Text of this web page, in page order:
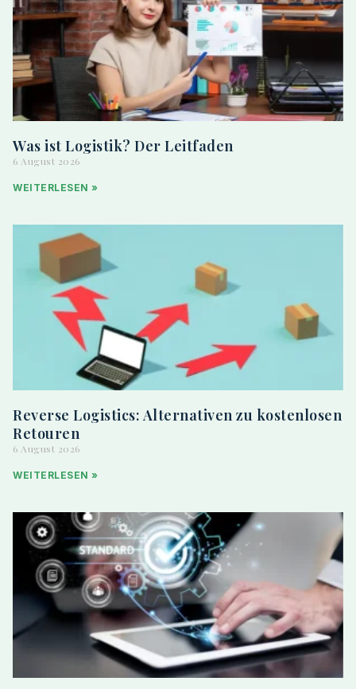
Was ist Logistik? Der Leitfaden
6 August 2026
WEITERLESEN »
Reverse Logistics: Alternativen zu kostenlosen
Retouren
6 August 2026
WEITERLESEN »